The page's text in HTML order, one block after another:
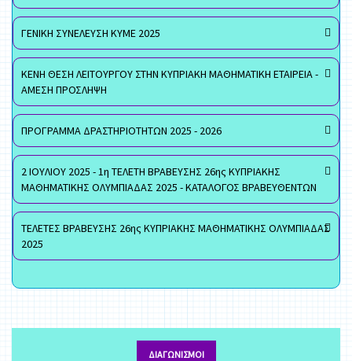
ΓΕΝΙΚΗ ΣΥΝΕΛΕΥΣΗ ΚΥΜΕ 2025
ΚΕΝΗ ΘΕΣΗ ΛΕΙΤΟΥΡΓΟΥ ΣΤΗΝ ΚΥΠΡΙΑΚΗ ΜΑΘΗΜΑΤΙΚΗ ΕΤΑΙΡΕΙΑ -
ΑΜΕΣΗ ΠΡΟΣΛΗΨΗ
ΠΡΟΓΡΑΜΜΑ ΔΡΑΣΤΗΡΙΟΤΗΤΩΝ 2025 - 2026
2 ΙΟΥΛΙΟΥ 2025 - 1η ΤΕΛΕΤΗ ΒΡΑΒΕΥΣΗΣ 26ης ΚΥΠΡΙΑΚΗΣ
ΜΑΘΗΜΑΤΙΚΗΣ ΟΛΥΜΠΙΑΔΑΣ 2025 - ΚΑΤΑΛΟΓΟΣ ΒΡΑΒΕΥΘΕΝΤΩΝ
ΤΕΛΕΤΕΣ ΒΡΑΒΕΥΣΗΣ 26ης ΚΥΠΡΙΑΚΗΣ ΜΑΘΗΜΑΤΙΚΗΣ ΟΛΥΜΠΙΑΔΑΣ
2025
ΔΙΑΓΩΝΙΣΜΟΊ